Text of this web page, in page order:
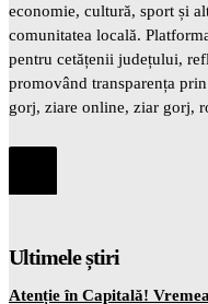
economie, cultură, sport și
comunitatea locală.
pentru cetățenii județului,
promovând transparența
gorj, ziare online, ziar gorj,
Ultimele știri
Atenție în Capitală!